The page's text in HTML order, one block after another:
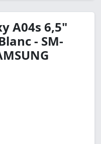
A04s 6,5"
- SM-